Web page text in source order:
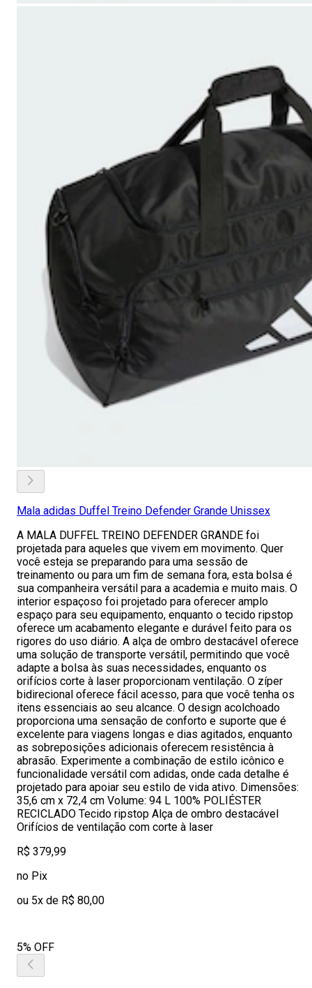
Mala adidas Duffel Treino Defender Grande Unissex
A MALA DUFFEL TREINO DEFENDER GRANDE foi
projetada para aqueles que vivem em movimento. Quer
você esteja se preparando para uma sessão de
treinamento ou para um fim de semana fora, esta bolsa é
sua companheira versátil para a academia e muito mais. O
interior espaçoso foi projetado para oferecer amplo
espaço para seu equipamento, enquanto o tecido ripstop
oferece um acabamento elegante e durável feito para os
rigores do uso diário. A alça de ombro destacável oferece
uma solução de transporte versátil, permitindo que você
adapte a bolsa às suas necessidades, enquanto os
orifícios corte à laser proporcionam ventilação. O zíper
bidirecional oferece fácil acesso, para que você tenha os
itens essenciais ao seu alcance. O design acolchoado
proporciona uma sensação de conforto e suporte que é
excelente para viagens longas e dias agitados, enquanto
as sobreposições adicionais oferecem resistência à
abrasão. Experimente a combinação de estilo icônico e
funcionalidade versátil com adidas, onde cada detalhe é
projetado para apoiar seu estilo de vida ativo. Dimensões:
35,6 cm x 72,4 cm Volume: 94 L 100% POLIÉSTER
RECICLADO Tecido ripstop Alça de ombro destacável
Orifícios de ventilação com corte à laser
R$ 379,99
no Pix
ou 5x de R$ 80,00
5% OFF